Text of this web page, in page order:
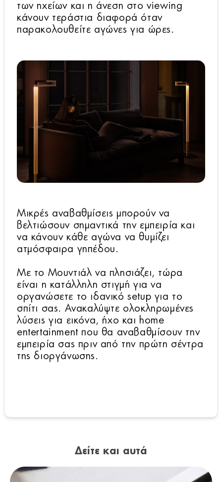
των ηχείων και η άνεση στο viewing
κάνουν τεράστια διαφορά όταν
παρακολουθείτε αγώνες για ώρες.
Μικρές αναβαθμίσεις μπορούν να
βελτιώσουν σημαντικά την εμπειρία και
να κάνουν κάθε αγώνα να θυμίζει
ατμόσφαιρα γηπέδου.
Με το Μουντιάλ να πλησιάζει, τώρα
είναι η κατάλληλη στιγμή για να
οργανώσετε το ιδανικό setup για το
σπίτι σας. Ανακαλύψτε ολοκληρωμένες
λύσεις για εικόνα, ήχο και home
entertainment που θα αναβαθμίσουν την
εμπειρία σας πριν από την πρώτη σέντρα
της διοργάνωσης.
Δείτε και αυτά